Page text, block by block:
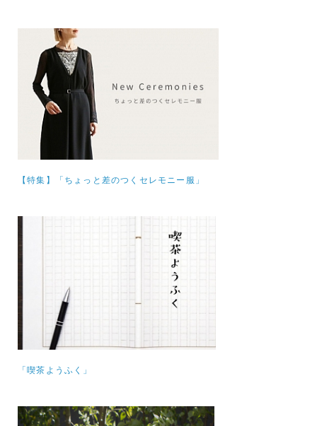
【特集】 「ちょっと差のつくセレモニー服」
「喫茶ようふく」